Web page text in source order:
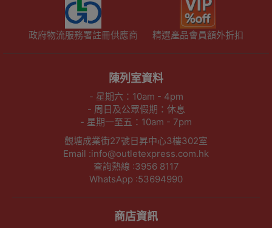
政府物流服務署註冊供應商 精選產品會員額外折扣
陳列室資料
- 星期六：10am - 4pm
- 周日及公眾假期：休息
- 星期一至五：10am - 7pm
觀塘成業街27號日昇中心3樓302室
Email :info@outletexpress.com.hk
查詢熱線 :3956 8117
WhatsApp :53694990
商店資訊